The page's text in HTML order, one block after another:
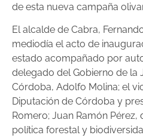
de esta nueva campaña
El alcalde de Cabra,
mediodía el acto de
estado acompañado por
delegado del Gobierno de la
Córdoba, Adolfo Molina; el
Diputación de Córdoba y
Romero; Juan Ramón
política forestal y